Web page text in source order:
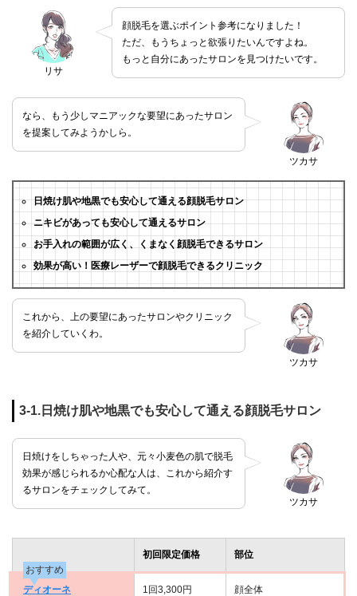
リサ
顔脱毛を選ぶポイント参考になりました！
ただ、もうちょっと欲張りたいんですよね。
もっと自分にあったサロンを見つけたいです。
ツカサ
なら、もう少しマニアックな要望にあったサロン
を提案してみようかしら。
日焼け肌や地黒でも安心して通える顔脱毛サロン
ニキビがあっても安心して通えるサロン
お手入れの範囲が広く、くまなく顔脱毛できるサロン
効果が高い！医療レーザーで顔脱毛できるクリニック
ツカサ
これから、上の要望にあったサロンやクリニック
を紹介していくわ。
3-1.日焼け肌や地黒でも安心して通える顔脱毛サロン
ツカサ
日焼けをしちゃった人や、元々小麦色の肌で脱毛
効果が感じられるか心配な人は、これから紹介す
るサロンをチェックしてみて。
初回限定価格
部位
おすすめ
ディオーネ
1回3,300円 顔全体